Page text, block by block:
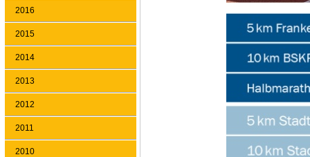
2016
2015
2014
2013
2012
2011
2010